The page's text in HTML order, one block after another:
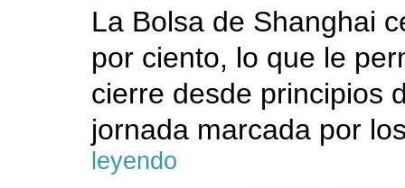
La Bolsa de Shanghai
por ciento, lo que le
cierre desde principios
jornada marcada por
leyendo